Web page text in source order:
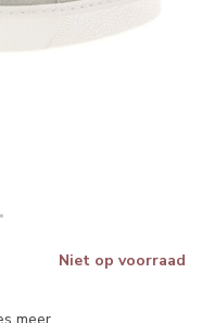
Niet op voorraad